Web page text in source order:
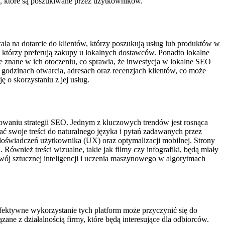
na dotarcie do klientów, którzy poszukują usług lub produktów w
preferują zakupy u lokalnych dostawców. Ponadto lokalne
w ich otoczeniu, co sprawia, że inwestycja w lokalne SEO
otwarcia, adresach oraz recenzjach klientów, co może
o skorzystaniu z jej usług.
strategii SEO. Jednym z kluczowych trendów jest rosnąca
swoje treści do naturalnego języka i pytań zadawanych przez
użytkownika (UX) oraz optymalizacji mobilnej. Strony
Również treści wizualne, takie jak filmy czy infografiki, będą miały
sztucznej inteligencji i uczenia maszynowego w algorytmach
wykorzystanie tych platform może przyczynić się do
z działalnością firmy, które będą interesujące dla odbiorców.